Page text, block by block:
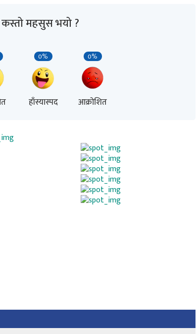
महसुस भयो ?
0%
हाँस्यास्पद
0%
आक्रोशित